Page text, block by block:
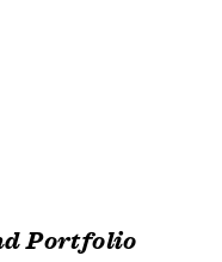
Portfolio